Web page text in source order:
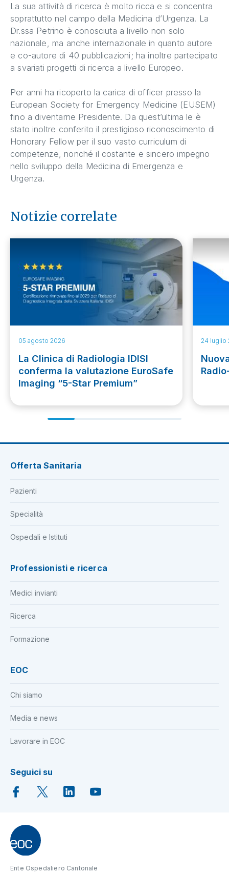
La sua attività di ricerca è molto ricca e si concentra
soprattutto nel campo della Medicina d’Urgenza. La
Dr.ssa Petrino è conosciuta a livello non solo
nazionale, ma anche internazionale in quanto autore
e co-autore di 40 pubblicazioni; ha inoltre partecipato
a svariati progetti di ricerca a livello Europeo.
Per anni ha ricoperto la carica di officer presso la
European Society for Emergency Medicine (EUSEM)
fino a diventarne Presidente. Da quest’ultima le è
stato inoltre conferito il prestigioso riconoscimento di
Honorary Fellow per il suo vasto curriculum di
competenze, nonché il costante e sincero impegno
nello sviluppo della Medicina di Emergenza e
Urgenza.
Notizie correlate
05 agosto 2026
La Clinica di Radiologia IDISI
conferma la valutazione EuroSafe
Imaging “5-Star Premium”
24 luglio
Offerta Sanitaria
Pazienti
Specialità
Ospedali e Istituti
Professionisti e ricerca
Medici invianti
Ricerca
Formazione
EOC
Chi siamo
Media e news
Lavorare in EOC
Seguici su
Ente Ospedaliero Cantonale